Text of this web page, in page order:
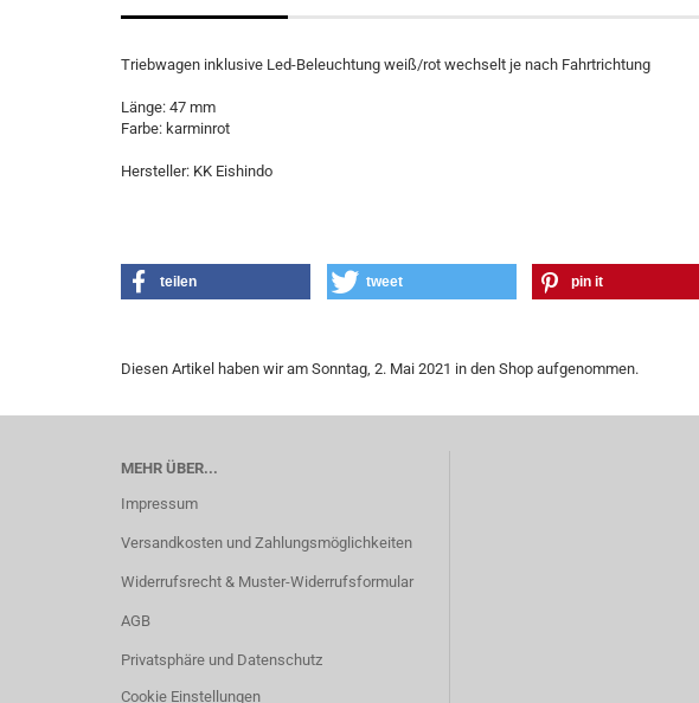
Triebwagen inklusive Led-Beleuchtung weiß/rot wechselt je nach Fahrtrichtung
Länge: 47 mm
Farbe: karminrot
Hersteller: KK Eishindo
teilen tweet pin it
Diesen Artikel haben wir am Sonntag, 2. Mai 2021 in den Shop aufgenommen.
MEHR ÜBER...
Impressum
Versandkosten und Zahlungsmöglichkeiten
Widerrufsrecht & Muster-Widerrufsformular
AGB
Privatsphäre und Datenschutz
Cookie Einstellungen